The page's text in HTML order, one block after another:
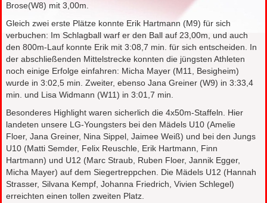
Brose(W8) mit 3,00m.
Gleich zwei erste Plätze konnte Erik Hartmann (M9) für sich
verbuchen: Im Schlagball warf er den Ball auf 23,00m, und auch
den 800m-Lauf konnte Erik mit 3:08,7 min. für sich entscheiden. In
der abschließenden Mittelstrecke konnten die jüngsten Athleten
noch einige Erfolge einfahren: Micha Mayer (M11, Besigheim)
wurde in 3:02,5 min. Zweiter, ebenso Jana Greiner (W9) in 3:33,4
min. und Lisa Widmann (W11) in 3:01,7 min.
Besonderes Highlight waren sicherlich die 4x50m-Staffeln. Hier
landeten unsere LG-Youngsters bei den Mädels U10 (Amelie
Floer, Jana Greiner, Nina Sippel, Jaimee Weiß) und bei den Jungs
U10 (Matti Semder, Felix Reuschle, Erik Hartmann, Finn
Hartmann) und U12 (Marc Straub, Ruben Floer, Jannik Egger,
Micha Mayer) auf dem Siegertreppchen. Die Mädels U12 (Hannah
Strasser, Silvana Kempf, Johanna Friedrich, Vivien Schlegel)
erreichten einen tollen zweiten Platz.